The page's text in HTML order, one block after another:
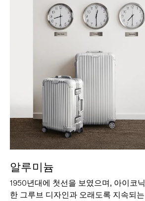
알루미늄
1950년대에 첫선을 보였으며, 아이코닉
한 그루브 디자인과 오래도록 지속되는